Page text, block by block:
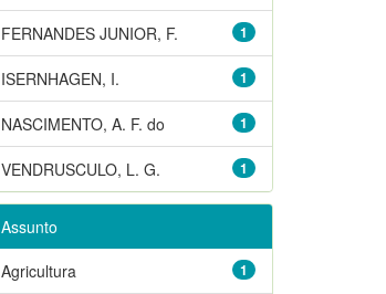
1
FERNANDES JUNIOR, F.
1
ISERNHAGEN, I.
1
NASCIMENTO, A. F. do
1
VENDRUSCULO, L. G.
Assunto
1
Agricultura